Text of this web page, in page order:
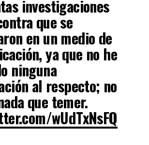
investigaciones
que se
en un medio de
ya que no he
ninguna
al respecto; no
que temer.
wUdTxNsFQ